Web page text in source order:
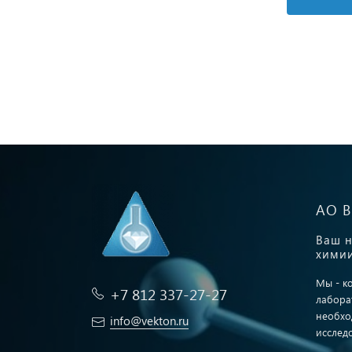
+7 812 337-27-27
info@vekton.ru
АО
Ваш
Мы -